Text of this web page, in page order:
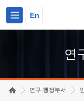
En
연
연구·행정부서